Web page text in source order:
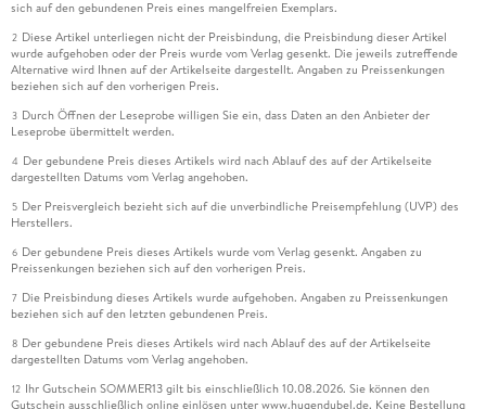
sich auf den gebundenen Preis eines mangelfreien Exemplars.
2 Diese Artikel unterliegen nicht der Preisbindung, die Preisbindung dieser Artikel
wurde aufgehoben oder der Preis wurde vom Verlag gesenkt. Die jeweils zutreffende
Alternative wird Ihnen auf der Artikelseite dargestellt. Angaben zu Preissenkungen
beziehen sich auf den vorherigen Preis.
3 Durch Öffnen der Leseprobe willigen Sie ein, dass Daten an den Anbieter der
Leseprobe übermittelt werden.
4 Der gebundene Preis dieses Artikels wird nach Ablauf des auf der Artikelseite
dargestellten Datums vom Verlag angehoben.
5 Der Preisvergleich bezieht sich auf die unverbindliche Preisempfehlung (UVP) des
Herstellers.
6 Der gebundene Preis dieses Artikels wurde vom Verlag gesenkt. Angaben zu
Preissenkungen beziehen sich auf den vorherigen Preis.
7 Die Preisbindung dieses Artikels wurde aufgehoben. Angaben zu Preissenkungen
beziehen sich auf den letzten gebundenen Preis.
8 Der gebundene Preis dieses Artikels wird nach Ablauf des auf der Artikelseite
dargestellten Datums vom Verlag angehoben.
12 Ihr Gutschein SOMMER13 gilt bis einschließlich 10.08.2026. Sie können den
Gutschein ausschließlich online einlösen unter www.hugendubel.de. Keine Bestellung